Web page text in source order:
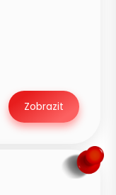
Zobrazit